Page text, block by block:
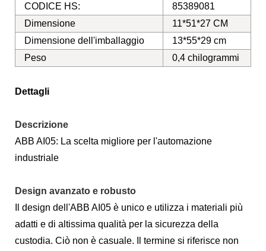
CODICE HS:
85389081
Dimensione
11*51*27 CM
Dimensione dell'imballaggio
13*55*29 cm
Peso
0,4 chilogrammi
Dettagli
Descrizione
ABB AI05: La scelta migliore per l'automazione
industriale
Design avanzato e robusto
Il design dell'ABB AI05 è unico e utilizza i materiali più
adatti e di altissima qualità per la sicurezza della
custodia. Ciò non è casuale. Il termine si riferisce non